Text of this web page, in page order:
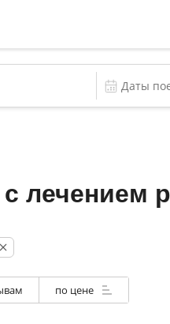
лечением
по цене